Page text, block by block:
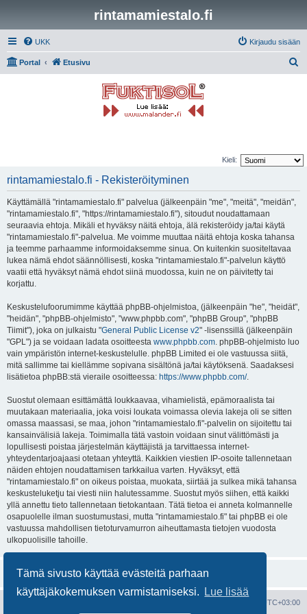
Tämä sivusto käyttää evästeitä parhaan
käyttäjäkokemuksen varmistamiseksi.
Lue lisää
rintamamiestalo.fi
UKK Kirjaudu sisään
Portal Etusivu
Kieli:
rintamamiestalo.fi - Rekisteröityminen
Käyttämällä "rintamamiestalo.fi" palvelua (jälkeenpäin "me", "meitä", "meidän",
"rintamamiestalo.fi", "https://rintamamiestalo.fi"), sitoudut noudattamaan
seuraavia ehtoja. Mikäli et hyväksy näitä ehtoja, älä rekisteröidy ja/tai käytä
"rintamamiestalo.fi"-palvelua. Me voimme muuttaa näitä ehtoja koska tahansa
ja teemme parhaamme informoidaksemme sinua. On kuitenkin suositeltavaa
lukea nämä ehdot säännöllisesti, koska "rintamamiestalo.fi"-palvelun käyttö
vaatii että hyväksyt nämä ehdot siinä muodossa, kuin ne on päivitetty tai
korjattu.
Keskustelufoorumimme käyttää phpBB-ohjelmistoa, (jälkeenpäin "he", "heidät",
"heidän", "phpBB-ohjelmisto", "www.phpbb.com", "phpBB Group", "phpBB
Tiimit"), joka on julkaistu "General Public License v2" -lisenssillä (jälkeenpäin
"GPL") ja se voidaan ladata osoitteesta www.phpbb.com. phpBB-ohjelmisto luo
vain ympäristön internet-keskustelulle. phpBB Limited ei ole vastuussa siitä,
mitä sallimme tai kiellämme sopivana sisältönä ja/tai käytöksenä. Saadaksesi
lisätietoa phpBB:stä vieraile osoitteessa: https://www.phpbb.com/.
Suostut olemaan esittämättä loukkaavaa, vihamielistä, epämoraalista tai
muutakaan materiaalia, joka voisi loukata voimassa olevia lakeja oli se sitten
omassa maassasi, se maa, johon "rintamamiestalo.fi"-palvelin on sijoitettu tai
kansainvälisiä lakeja. Toimimalla tätä vastoin voidaan sinut välittömästi ja
lopullisesti poistaa järjestelmän käyttäjistä ja tarvittaessa internet-
yhteydentarjoajaasi otetaan yhteyttä. Kaikkien viestien IP-osoite tallennetaan
näiden ehtojen noudattamisen tarkkailua varten. Hyväksyt, että
"rintamamiestalo.fi" on oikeus poistaa, muokata, siirtää ja sulkea mikä tahansa
keskusteluketju tai viesti niin halutessamme. Suostut myös siihen, että kaikki
yllä annettu tieto tallennetaan tietokantaan. Tätä tietoa ei anneta kolmannelle
osapuolelle ilman suostumustasi, mutta "rintamamiestalo.fi" tai phpBB ei ole
vastuussa mahdollisen tietoturvamurron aiheuttamasta tietojen vuodosta
ulkopuolisille tahoille.
UTC+03:00